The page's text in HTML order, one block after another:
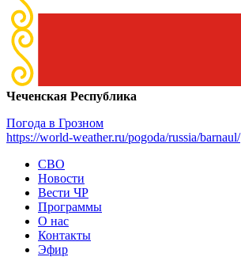
Чеченская Республика
Погода в Грозном
https://world-weather.ru/pogoda/russia/barnaul/
СВО
Новости
Вести ЧР
Программы
О нас
Контакты
Эфир